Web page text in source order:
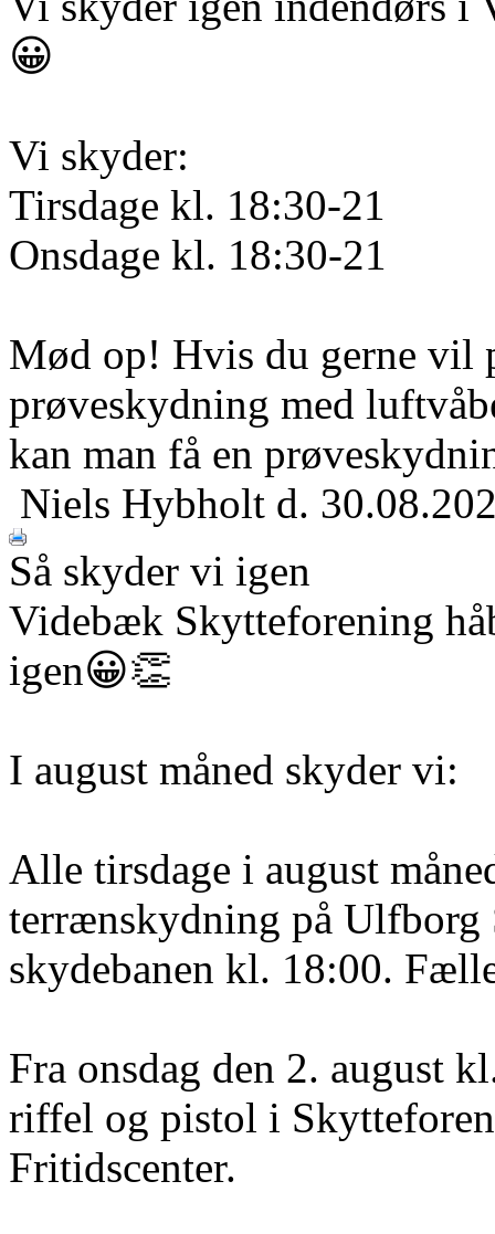
😀
Vi skyder:
Tirsdage kl. 18:30-21
Onsdage kl. 18:30-21
Mød op! Hvis du gerne vil
prøveskydning med
kan man få en
Niels Hybholt d.
Så skyder vi igen
Videbæk Skytteforening
igen😀👏
I august måned skyder vi:
Alle tirsdage i august
terrænskydning på Ulfborg
skydebanen kl. 18:00.
Fra onsdag den 2. august
riffel og pistol i
Fritidscenter.